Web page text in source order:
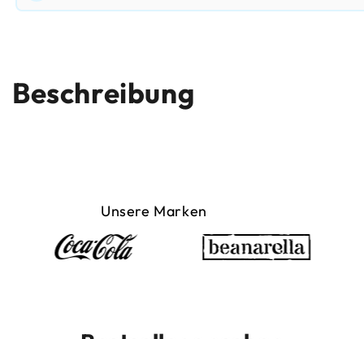
Beschreibung
Unsere Marken